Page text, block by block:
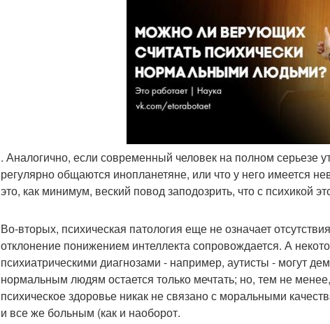
. Аналогично, если современный человек на полном серьезе
регулярно общаются инопланетяне, или что у него имеется
это, как минимум, веский повод заподозрить, что с психикой
Во-вторых, психическая патология еще не означает
отклонение понижением интеллекта сопровождается. А
психиатрическими диагнозами - например, аутисты - могут
нормальным людям остается только мечтать; но, тем не
психическое здоровье никак не связано с моральными
и все же больным (как и наоборот.